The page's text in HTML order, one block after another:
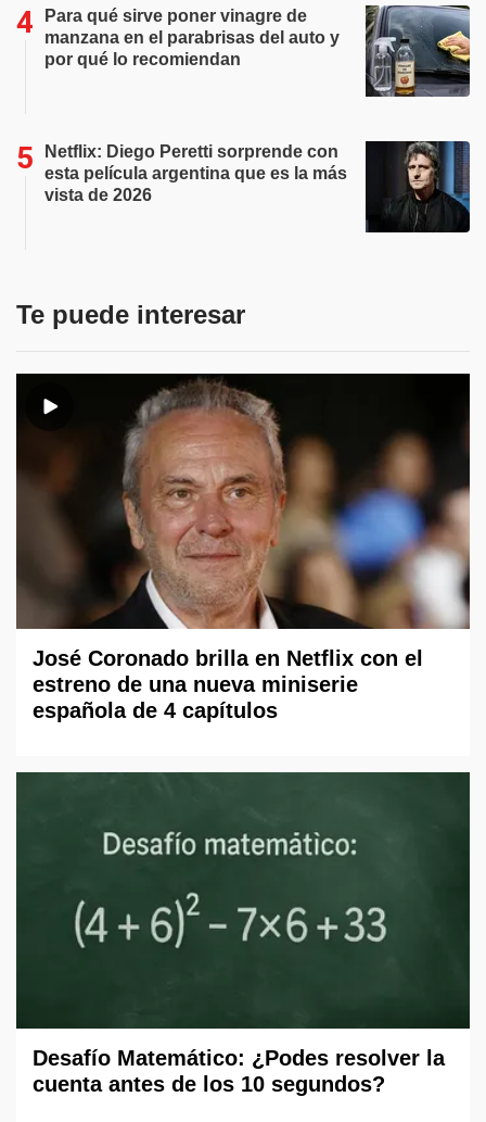
Para qué sirve poner vinagre de
manzana en el parabrisas del auto y
por qué lo recomiendan
Netflix: Diego Peretti sorprende con
esta película argentina que es la más
vista de 2026
Te puede interesar
José Coronado brilla en Netflix con el
estreno de una nueva miniserie
española de 4 capítulos
Desafío Matemático: ¿Podes resolver la
cuenta antes de los 10 segundos?